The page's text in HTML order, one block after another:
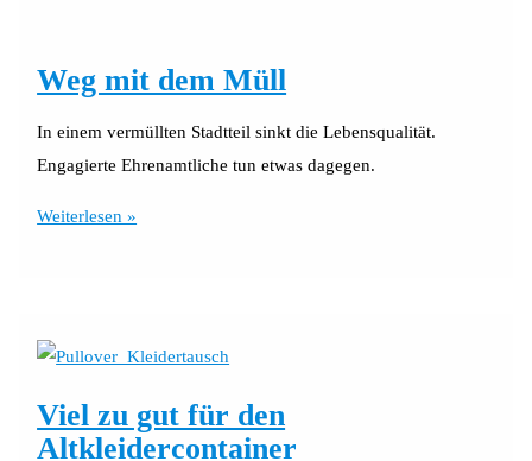
Weg mit dem Müll
In einem vermüllten Stadtteil sinkt die Lebensqualität.
Engagierte Ehrenamtliche tun etwas dagegen.
Weg
Weiterlesen »
Viel zu gut für den
Altkleidercontainer